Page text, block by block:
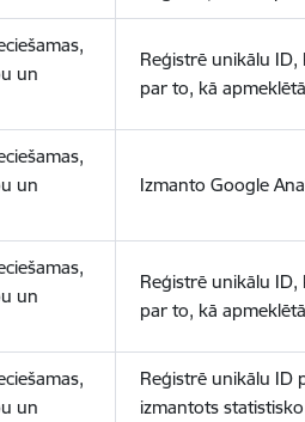
un
Reģistrē unikālu
par to, kā
un
Izmanto Google
un
Reģistrē unikālu
par to, kā
un
Reģistrē unikālu ID
izmantots